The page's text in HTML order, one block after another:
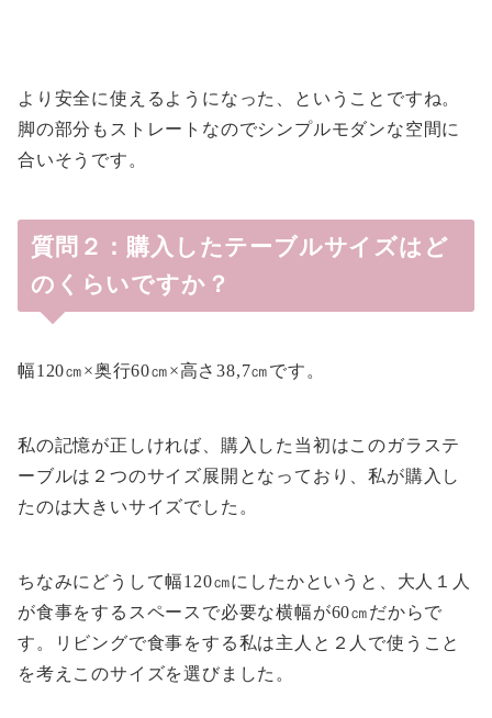
より安全に使えるようになった、ということですね。
脚の部分もストレートなのでシンプルモダンな空間に
合いそうです。
質問２：購入したテーブルサイズはど
のくらいですか？
幅120㎝×奥行60㎝×高さ38,7㎝です。
私の記憶が正しければ、購入した当初はこのガラステ
ーブルは２つのサイズ展開となっており、私が購入し
たのは大きいサイズでした。
ちなみにどうして幅120㎝にしたかというと、大人１人
が食事をするスペースで必要な横幅が60㎝だからで
す。リビングで食事をする私は主人と２人で使うこと
を考えこのサイズを選びました。